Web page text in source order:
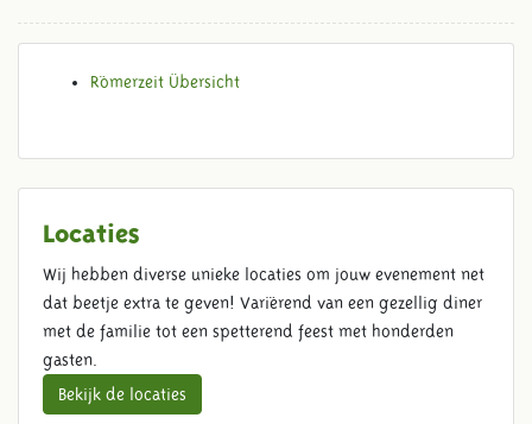
Römerzeit Übersicht
Locaties
Wij hebben diverse unieke locaties om jouw evenement net
dat beetje extra te geven! Variërend van een gezellig diner
met de familie tot een spetterend feest met honderden
gasten.
Bekijk de locaties